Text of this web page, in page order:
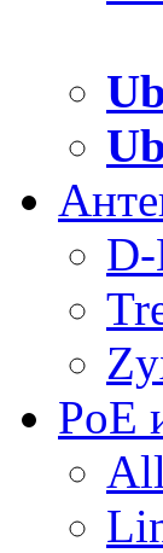
PoE